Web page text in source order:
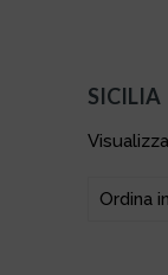
SICILIA